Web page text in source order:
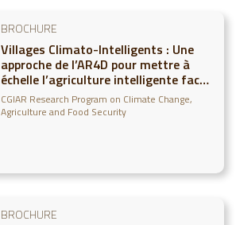
BROCHURE
Villages Climato-Intelligents : Une
approche de l’AR4D pour mettre à
échelle l’agriculture intelligente face
au climat
CGIAR Research Program on Climate Change,
Agriculture and Food Security
BROCHURE